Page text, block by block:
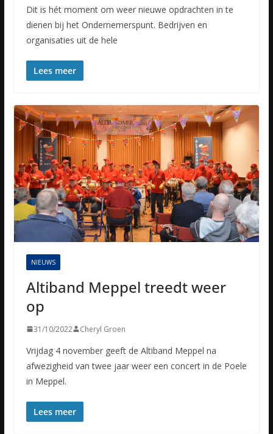
Dit is hét moment om weer nieuwe opdrachten in te
dienen bij het Ondernemerspunt. Bedrijven en
organisaties uit de hele
Lees meer
NIEUWS
Altiband Meppel treedt weer
op
31/10/2022 Cheryl Groen
Vrijdag 4 november geeft de Altiband Meppel na
afwezigheid van twee jaar weer een concert in de Poele
in Meppel.
Lees meer